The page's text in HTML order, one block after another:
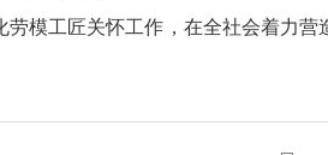
模工匠关怀工作，在全社会着力营